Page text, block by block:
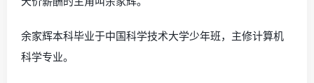
余家辉本科毕业于中国科学技术大学少年班，主修计算机
科学专业。